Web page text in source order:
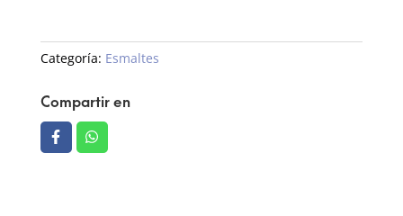
Categoría: Esmaltes
Compartir en